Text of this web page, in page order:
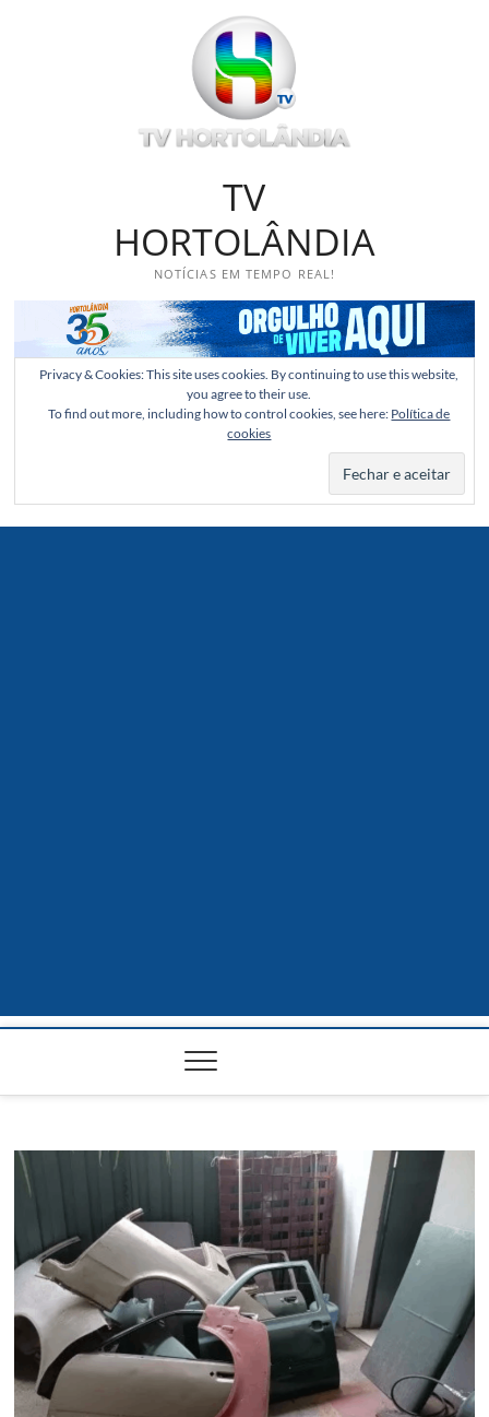
TV
HORTOLÂNDIA
NOTÍCIAS EM TEMPO REAL!
Privacy & Cookies: This site uses cookies. By continuing to use this website,
you agree to their use.
To find out more, including how to control cookies, see here: Política de
cookies